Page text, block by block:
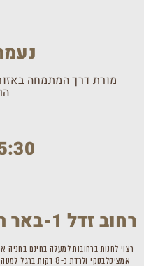
מורת דרך המתמחה
רחוב זדל 1-באר המושבה ראשון לציון
רצוי לחנות ברחובות למעלה בחינם בחניה
אמציסלבסקי ולרדת כ-